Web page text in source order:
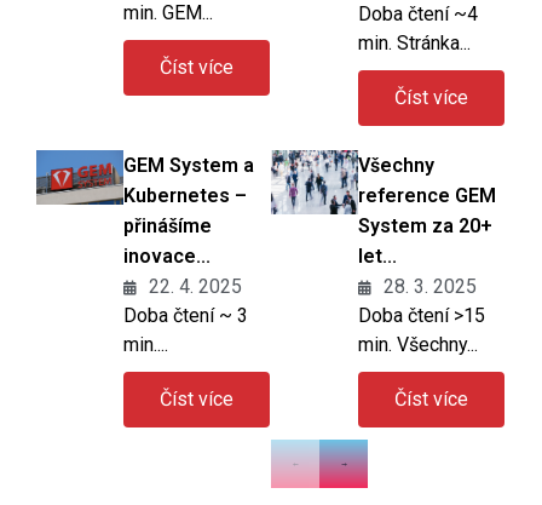
min. GEM...
Číst více
Doba čtení ~4
min. Stránka...
Číst více
GEM System a
Kubernetes –
přinášíme
inovace...
22. 4. 2025
Doba čtení ~ 3
min....
Číst více
Všechny
reference GEM
System za 20+
let...
28. 3. 2025
Doba čtení >15
min. Všechny...
Číst více